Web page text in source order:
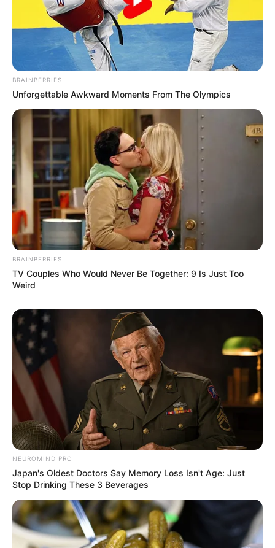
BRAINBERRIES
Unforgettable Awkward Moments From The Olympics
BRAINBERRIES
TV Couples Who Would Never Be Together: 9 Is Just Too
Weird
NEUROMIND PRO
Japan's Oldest Doctors Say Memory Loss Isn't Age: Just
Stop Drinking These 3 Beverages